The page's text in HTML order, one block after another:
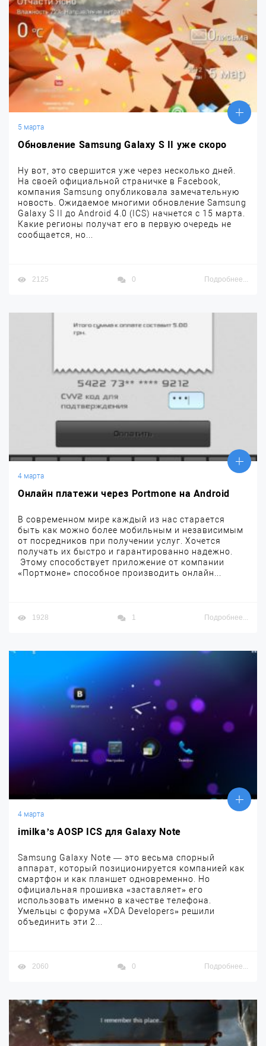
5 марта
Обновление Samsung Galaxy S II уже скоро
Ну вот, это свершится уже через несколько дней.
На своей официальной страничке в Facebook,
компания Samsung опубликовала замечательную
новость. Ожидаемое многими обновление Samsung
Galaxy S II до Android 4.0 (ICS) начнется с 15 марта.
Какие регионы получат его в первую очередь не
сообщается, но...
2125 0 Подробнее...
4 марта
Онлайн платежи через Portmone на Android
В современном мире каждый из нас старается
быть как можно более мобильным и независимым
от посредников при получении услуг. Хочется
получать их быстро и гарантированно надежно.
Этому способствует приложение от компании
«Портмоне» способное производить онлайн...
1928 1 Подробнее...
4 марта
imilka’s AOSP ICS для Galaxy Note
Samsung Galaxy Note — это весьма спорный
аппарат, который позиционируется компанией как
смартфон и как планшет одновременно. Но
официальная прошивка «заставляет» его
использовать именно в качестве телефона.
Умельцы с форума «XDA Developers» решили
объединить эти 2...
2060 0 Подробнее...